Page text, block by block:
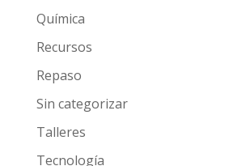
Química
Recursos
Repaso
Sin categorizar
Talleres
Tecnología